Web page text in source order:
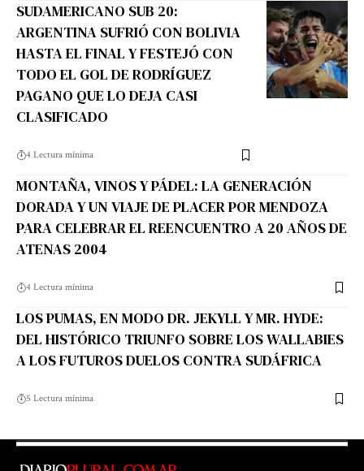
SUDAMERICANO SUB 20:
ARGENTINA SUFRIÓ CON BOLIVIA
HASTA EL FINAL Y FESTEJÓ CON
TODO EL GOL DE RODRÍGUEZ
PAGANO QUE LO DEJA CASI
CLASIFICADO
4 Lectura mínima
MONTAÑA, VINOS Y PÁDEL: LA GENERACIÓN
DORADA Y UN VIAJE DE PLACER POR MENDOZA
PARA CELEBRAR EL REENCUENTRO A 20 AÑOS DE
ATENAS 2004
4 Lectura mínima
LOS PUMAS, EN MODO DR. JEKYLL Y MR. HYDE:
DEL HISTÓRICO TRIUNFO SOBRE LOS WALLABIES
A LOS FUTUROS DUELOS CONTRA SUDÁFRICA
5 Lectura mínima